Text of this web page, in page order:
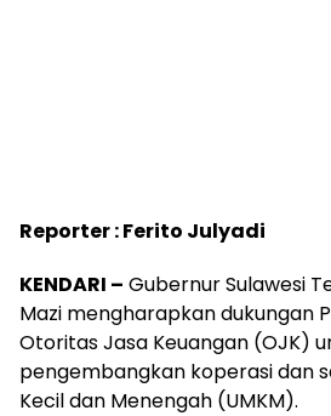
Reporter : Ferito Julyadi
KENDARI – Gubernur Sulawesi
Mazi mengharapkan dukungan
Otoritas Jasa Keuangan (OJK)
pengembangkan koperasi dan
Kecil dan Menengah (UMKM).